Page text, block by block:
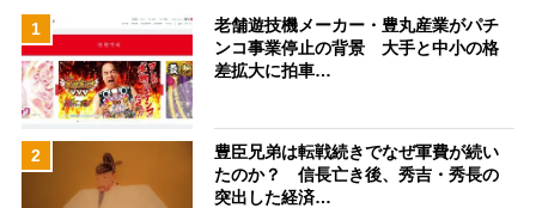
1
老舗遊技機メーカー・豊丸産業がパチ
ンコ事業停止の背景 大手と中小の格
差拡大に拍車…
2
豊臣兄弟は転戦続きでなぜ軍費が続い
たのか？ 信長亡き後、秀吉・秀長の
突出した経済…